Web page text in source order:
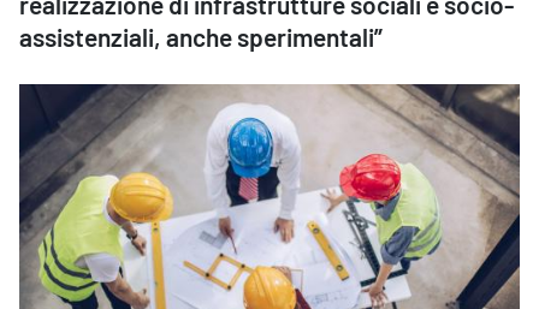
realizzazione di infrastrutture sociali e socio-
assistenziali, anche sperimentali”